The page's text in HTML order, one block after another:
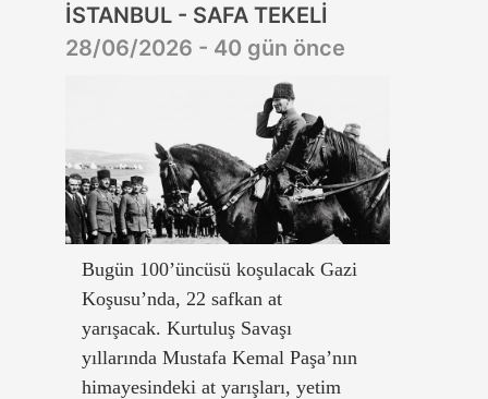
İSTANBUL - SAFA TEKELİ
28/06/2026 - 40 gün önce
Bugün 100’üncüsü koşulacak Gazi
Koşusu’nda, 22 safkan at
yarışacak. Kurtuluş Savaşı
yıllarında Mustafa Kemal Paşa’nın
himayesindeki at yarışları, yetim